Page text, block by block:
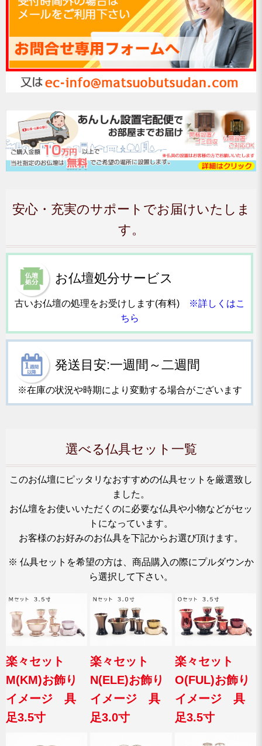
安心・充実のサポートでお届けいたしま
す。
お仏壇処分サービス
古いお仏壇の処理をお受けします(有料)
※詳しくはこ
ちら
発送目安:一週間～二週間
※在庫の状況や時期により変動する場合がございます
選べる仏具セット一覧
このお仏壇にピッタリなおすすめの仏具セットを厳選致し
ました。
お仏壇をお使いいただくのに必要な仏具や小物などがセッ
トになっています。
お客様のお好みのお仏具を下記からお選び頂けます。
※ 仏具セットを希望の方は、商品購入の際にプルダウンか
ら選択して下さい。
楽々セット
M(KM)お飾り
イメージ 具
足3.5寸
楽々セット
N(ELE)お飾り
イメージ 具
足3.0寸
楽々セット
O(FUL)お飾り
イメージ 具
足3.5寸